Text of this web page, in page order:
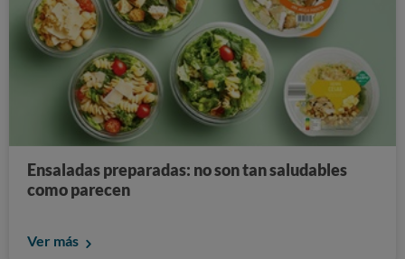
Ensaladas preparadas: no son tan saludables
como parecen
Ver más